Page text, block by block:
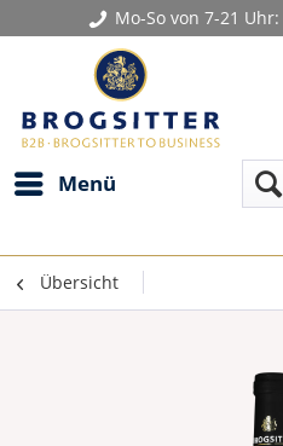
Mo-So von 7-21 Uhr:
Menü
Übersicht